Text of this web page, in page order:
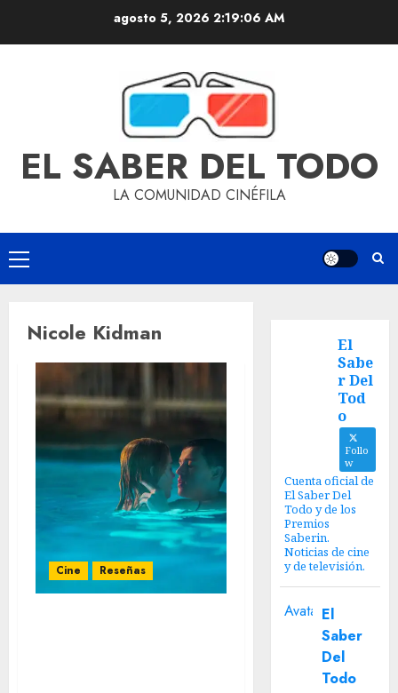
agosto 5, 2026 2:19:06 AM
EL SABER DEL TODO
LA COMUNIDAD CINÉFILA
Nicole Kidman
Cine Reseñas
El
Sabe
r Del
Tod
o
Follo
w
Cuenta oficial de
El Saber Del
Todo y de los
Premios
Saberin.
Noticias de cine
y de televisión.
Avatar El
Saber
Del
Todo